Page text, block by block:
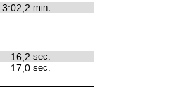
3:02,2 min.
16,2 sec.
17,0 sec.